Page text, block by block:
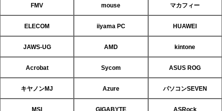
FMV mouse マカフィー
ELECOM iiyama PC HUAWEI
JAWS-UG AMD kintone
Acrobat Sycom ASUS ROG
キヤノンMJ Azure パソコンSEVEN
MSI GIGABYTE ASRock